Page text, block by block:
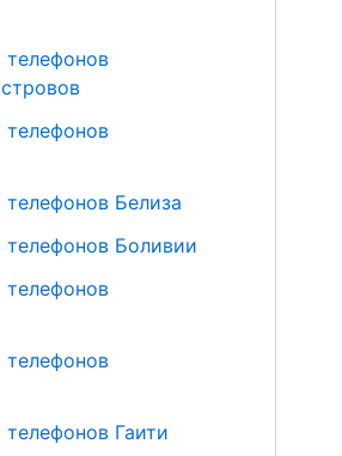
телефонов
телефонов
Белиза
телефонов Боливии
телефонов
телефонов
Гаити